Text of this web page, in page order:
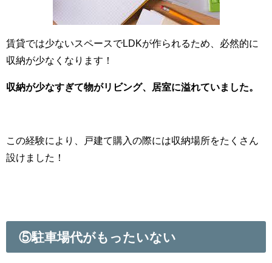
賃貸では少ないスペースでLDKが作られるため、必然的に
収納が少なくなります！
収納が少なすぎて物がリビング、居室に溢れていました。
この経験により、戸建て購入の際には収納場所をたくさん
設けました！
⑤駐車場代がもったいない